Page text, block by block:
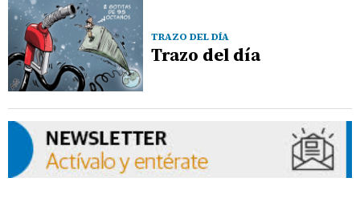
TRAZO DEL DÍA
Trazo del día